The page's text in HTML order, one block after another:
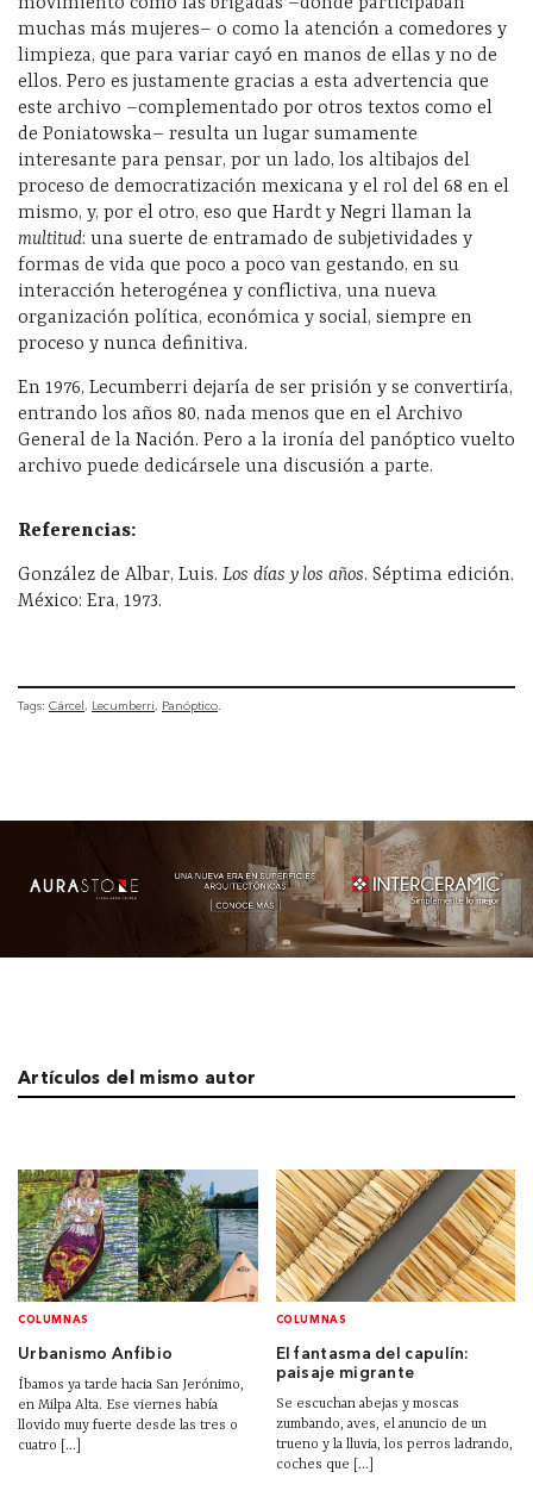
muchas más mujeres– o como la atención a comedores y
limpieza, que para variar cayó en manos de ellas y no de
ellos. Pero es justamente gracias a esta advertencia que
este archivo –complementado por otros textos como el
de Poniatowska– resulta un lugar sumamente
interesante para pensar, por un lado, los altibajos del
proceso de democratización mexicana y el rol del 68 en el
mismo, y, por el otro, eso que Hardt y Negri llaman la
multitud: una suerte de entramado de subjetividades y
formas de vida que poco a poco van gestando, en su
interacción heterogénea y conflictiva, una nueva
organización política, económica y social, siempre en
proceso y nunca definitiva.
En 1976, Lecumberri dejaría de ser prisión y se convertiría,
entrando los años 80, nada menos que en el Archivo
General de la Nación. Pero a la ironía del panóptico vuelto
archivo puede dedicársele una discusión a parte.
Referencias:
González de Albar, Luis. Los días y los años. Séptima edición.
México: Era, 1973.
Tags: Cárcel Lecumberri Panóptico
Artículos del mismo autor
COLUMNAS
Urbanismo Anfibio
Íbamos ya tarde hacia San Jerónimo,
en Milpa Alta. Ese viernes había
llovido muy fuerte desde las tres o
cuatro [...]
COLUMNAS
El fantasma del capulín:
paisaje migrante
Se escuchan abejas y moscas
zumbando, aves, el anuncio de un
trueno y la lluvia, los perros ladrando,
coches que [...]